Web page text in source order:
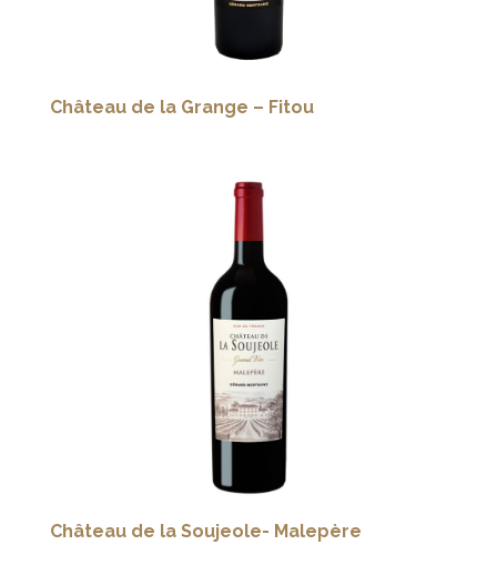
Château de la Grange – Fitou
Château de la Soujeole- Malepère